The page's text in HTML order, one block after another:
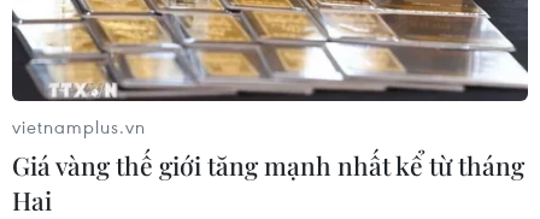
TIN LIÊN QUAN
vietnamplus.vn
Giá vàng thế giới tăng mạnh nhất kể từ tháng
Hai